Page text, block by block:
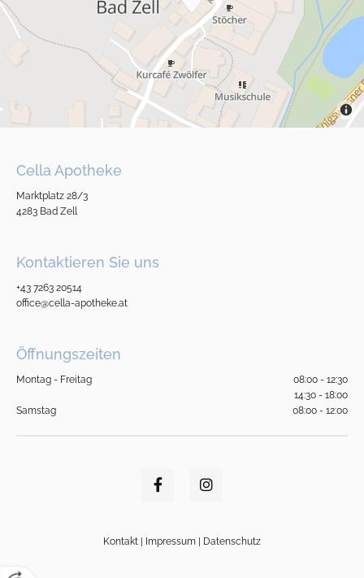
Cella Apotheke
Marktplatz 28/3
4283 Bad Zell
Kontaktieren Sie uns
+43 7263 20514
office@cella-apotheke.at
Öffnungszeiten
Montag - Freitag
08:00 - 12:30
14:30 - 18:00
Samstag
08:00 - 12:00
Kontakt | Impressum | Datenschutz